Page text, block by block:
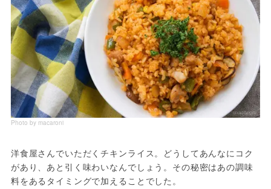
Photo by macaroni
洋食屋さんでいただくチキンライス。どうしてあんなにコク
があり、あと引く味わいなんでしょう。その秘密はあの調味
料をあるタイミングで加えることでした。